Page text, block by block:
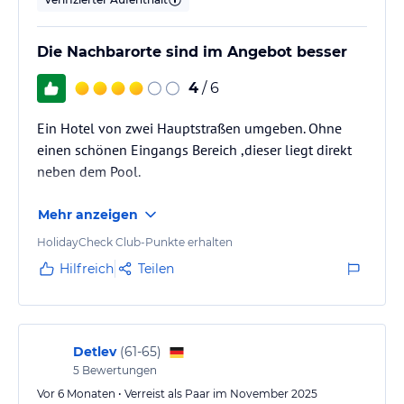
Die Nachbarorte sind im Angebot besser
4 / 6
Ein Hotel von zwei Hauptstraßen umgeben. Ohne
einen schönen Eingangs Bereich ,dieser liegt direkt
neben dem Pool.
Mehr anzeigen
HolidayCheck Club-Punkte erhalten
Hilfreich Teilen
Detlev (61-65)
5 Bewertungen
Vor 6 Monaten • Verreist als Paar im November 2025